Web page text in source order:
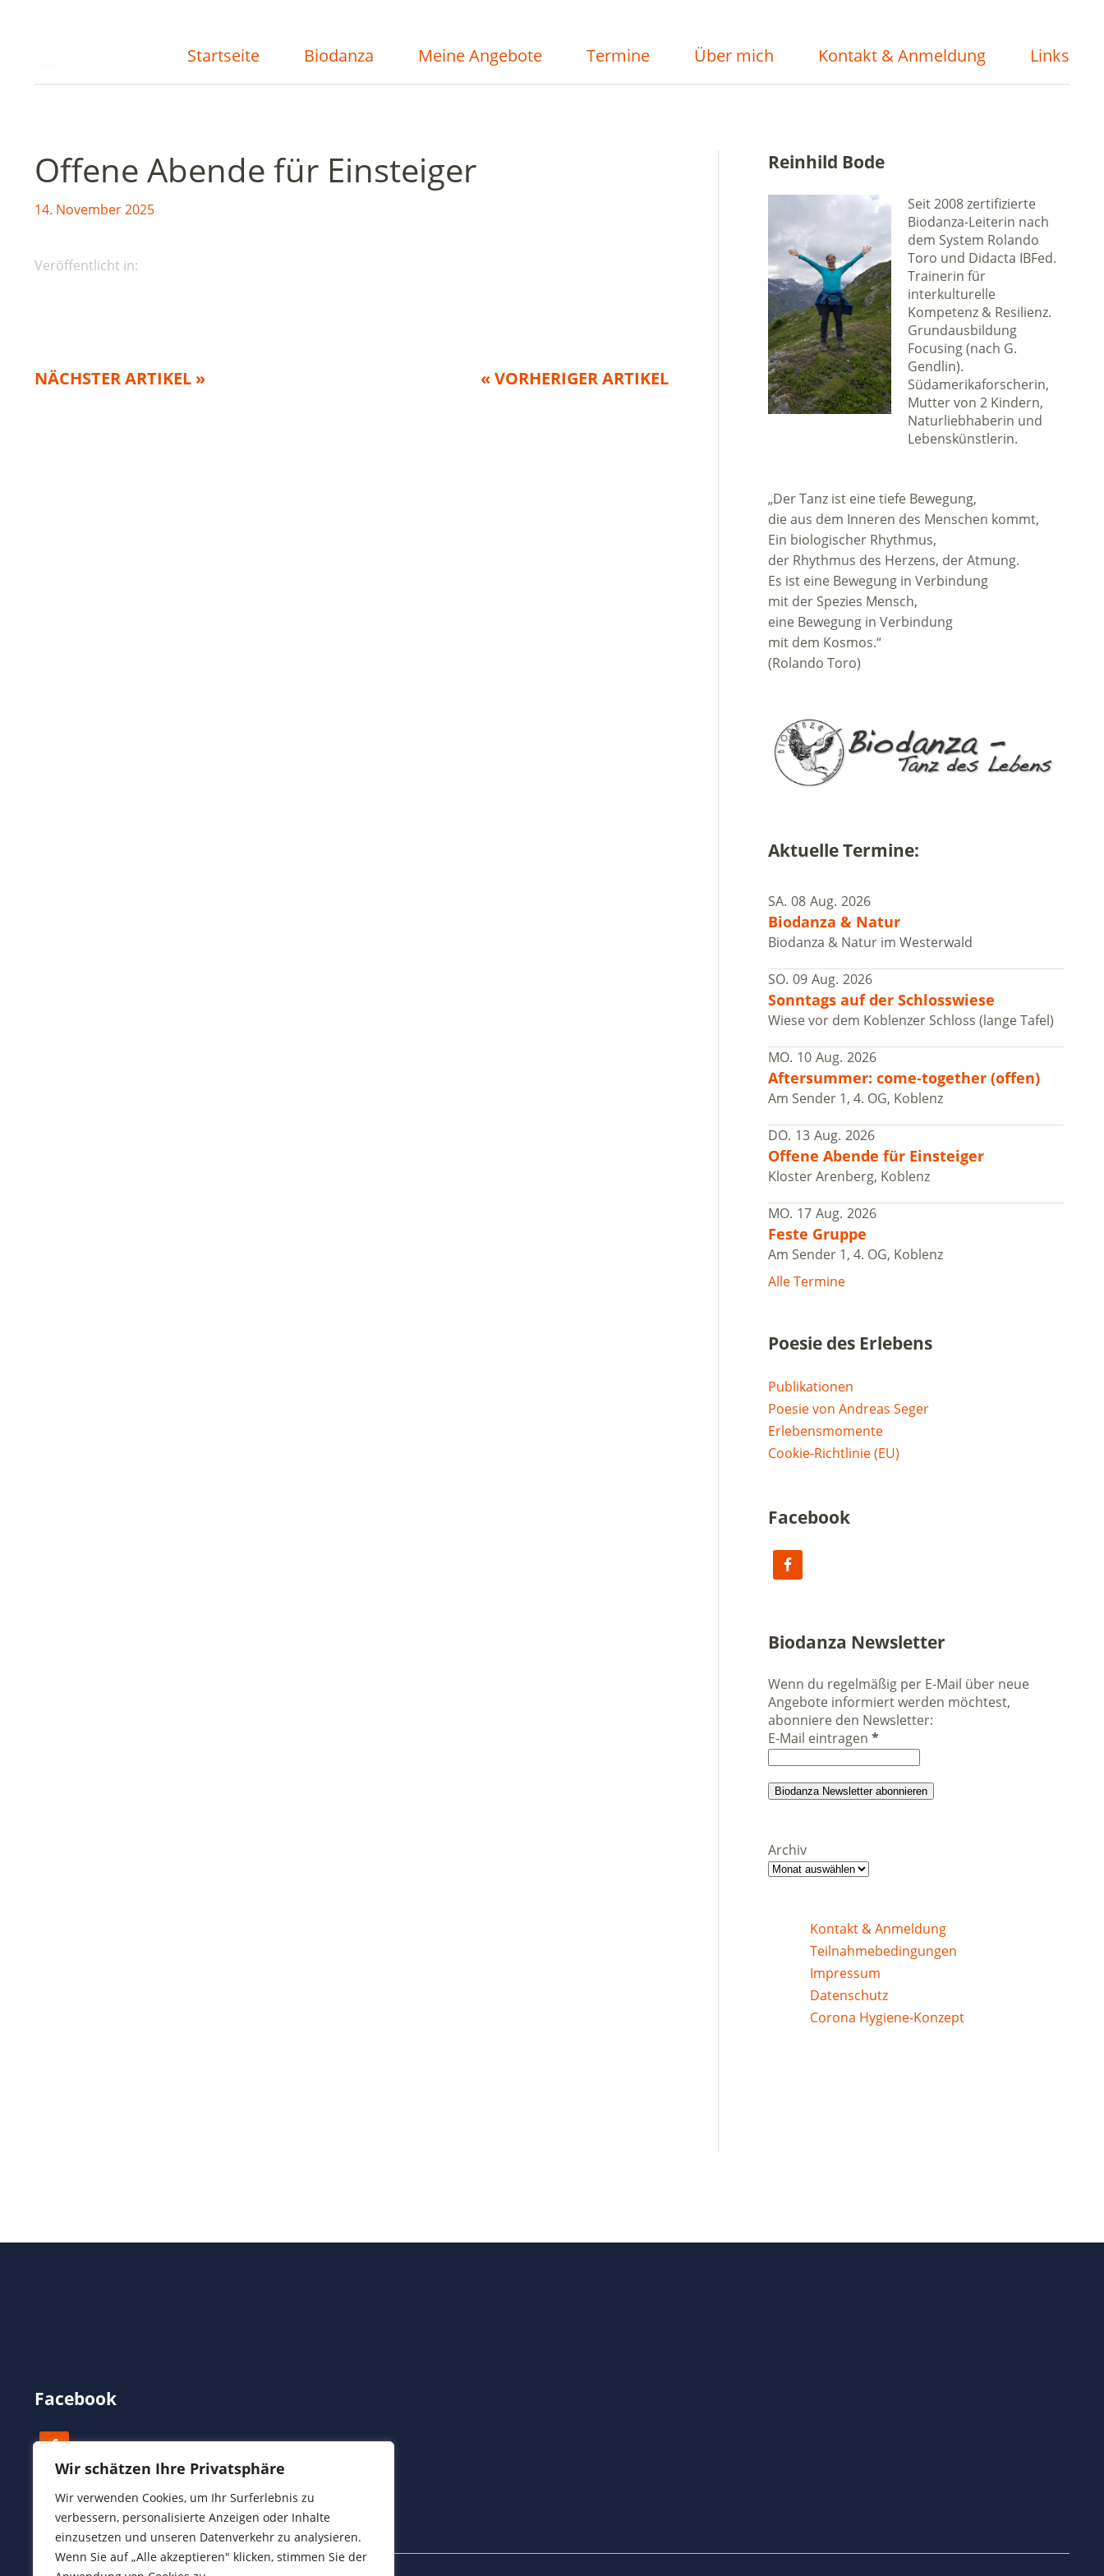
Wir schätzen Ihre Privatsphäre
Wir verwenden Cookies, um Ihr Surferlebnis zu
verbessern, personalisierte Anzeigen oder Inhalte
einzusetzen und unseren Datenverkehr zu analysieren.
Wenn Sie auf „Alle akzeptieren" klicken, stimmen Sie der
Startseite Biodanza Meine Angebote Termine Über mich Kontakt & Anmeldung Links
Offene Abende für Einsteiger
14. November 2025
Veröffentlicht in:
NÄCHSTER ARTIKEL » « VORHERIGER ARTIKEL
Reinhild Bode
Seit 2008 zertifizierte
Biodanza-Leiterin nach
dem System Rolando
Toro und Didacta IBFed.
Trainerin für
interkulturelle
Kompetenz & Resilienz.
Grundausbildung
Focusing (nach G.
Gendlin).
Südamerikaforscherin,
Mutter von 2 Kindern,
Naturliebhaberin und
Lebenskünstlerin.
„Der Tanz ist eine tiefe Bewegung,
die aus dem Inneren des Menschen kommt,
Ein biologischer Rhythmus,
der Rhythmus des Herzens, der Atmung.
Es ist eine Bewegung in Verbindung
mit der Spezies Mensch,
eine Bewegung in Verbindung
mit dem Kosmos.“
(Rolando Toro)
Aktuelle Termine:
SA. 08 Aug. 2026
Biodanza & Natur
Biodanza & Natur im Westerwald
SO. 09 Aug. 2026
Sonntags auf der Schlosswiese
Wiese vor dem Koblenzer Schloss (lange Tafel)
MO. 10 Aug. 2026
Aftersummer: come-together (offen)
Am Sender 1, 4. OG, Koblenz
DO. 13 Aug. 2026
Offene Abende für Einsteiger
Kloster Arenberg, Koblenz
MO. 17 Aug. 2026
Feste Gruppe
Am Sender 1, 4. OG, Koblenz
Alle Termine
Poesie des Erlebens
Publikationen
Poesie von Andreas Seger
Erlebensmomente
Cookie-Richtlinie (EU)
Facebook
Biodanza Newsletter
Wenn du regelmäßig per E-Mail über neue
Angebote informiert werden möchtest,
abonniere den Newsletter:
E-Mail eintragen *
Archiv
Kontakt & Anmeldung
Teilnahmebedingungen
Impressum
Datenschutz
Corona Hygiene-Konzept
Facebook